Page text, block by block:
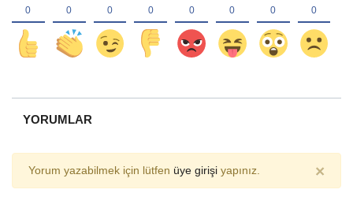
YORUMLAR
Yorum yazabilmek için lütfen üye girişi yapınız. ×